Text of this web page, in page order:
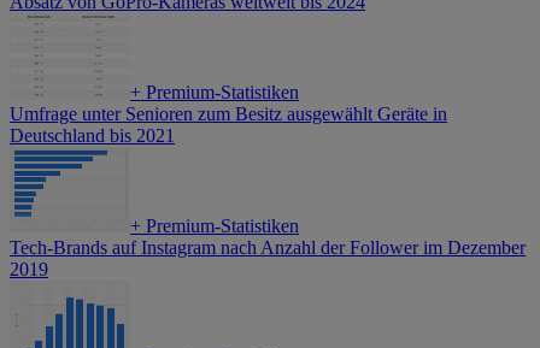
+ Premium-Statistiken
Umfrage unter Senioren zum Besitz ausgewählt Geräte in
Deutschland bis 2021
+ Premium-Statistiken
Tech-Brands auf Instagram nach Anzahl der Follower im Dezember
2019